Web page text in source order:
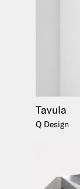
Tavula
Q Design